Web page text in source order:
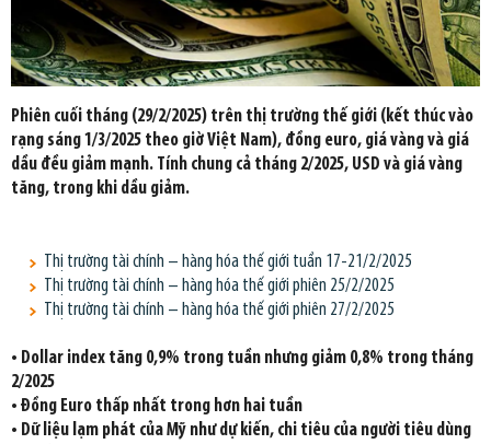
Phiên cuối tháng (29/2/2025) trên thị trường thế giới (kết thúc vào
rạng sáng 1/3/2025 theo giờ Việt Nam), đồng euro, giá vàng và giá
dầu đều giảm mạnh. Tính chung cả tháng 2/2025, USD và giá vàng
tăng, trong khi dầu giảm.
Thị trường tài chính – hàng hóa thế giới tuần 17-21/2/2025
Thị trường tài chính – hàng hóa thế giới phiên 25/2/2025
Thị trường tài chính – hàng hóa thế giới phiên 27/2/2025
• Dollar index tăng 0,9% trong tuần nhưng giảm 0,8% trong tháng
2/2025
• Đồng Euro thấp nhất trong hơn hai tuần
• Dữ liệu lạm phát của Mỹ như dự kiến, chi tiêu của người tiêu dùng